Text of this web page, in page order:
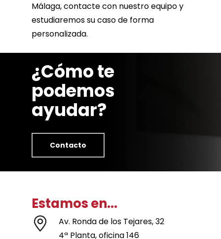
Málaga, contacte con nuestro equipo y
estudiaremos su caso de forma
personalizada.
¿Cómo te
podemos
ayudar?
Contacto
Estamos en...
Av. Ronda de los Tejares, 32
4ª Planta, oficina 146